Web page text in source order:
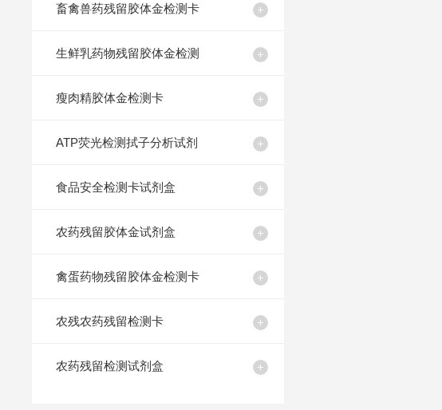
畜禽兽药残留胶体金检测卡
生鲜乳药物残留胶体金检测
瘦肉精胶体金检测卡
ATP荧光检测拭子分析试剂
食品安全检测卡试剂盒
农药残留胶体金试剂盒
禽蛋药物残留胶体金检测卡
农残农药残留检测卡
农药残留检测试剂盒